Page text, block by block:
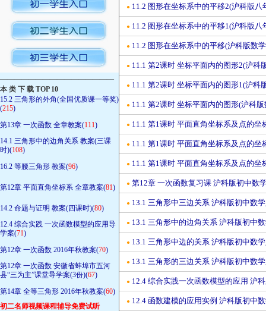
————————————————
本 类 下 载 TOP 10
15.2 三角形的外角(全国优质课一等奖)
(215)
第13章 一次函数 全章教案(111)
14.1 三角形中的边角关系 教案(三课
时)(108)
16.2 等腰三角形 教案(96)
第12章 平面直角坐标系 全章教案(81)
14.2 命题与证明 教案(四课时)(80)
12.4 综合实践 一次函数模型的应用导
学案(71)
第12章 一次函数 2016年秋教案(70)
第12章 一次函数 安徽省蚌埠市五河
县“三为主”课堂导学案(3份)(67)
第14章 全等三角形 2016年秋教案(60)
初二名师视频课程辅导免费试听
● 11.2 图形在坐标系中的平移2(沪科版八
● 11.2 图形在坐标系中的平移1(沪科版八
● 11.2 图形在坐标系中的平移(沪科版数
● 11.1 第2课时 坐标平面内的图形2(沪科
● 11.1 第2课时 坐标平面内的图形1(沪科
● 11.1 第2课时 坐标平面内的图形(沪科
● 11.1 第1课时 平面直角坐标系及点的
● 11.1 第1课时 平面直角坐标系及点的
● 11.1 第1课时 平面直角坐标系及点的
● 第12章 一次函数复习课 沪科版初中数
● 13.1 三角形中三边关系 沪科版初中数
● 13.1 三角形中的边角关系 沪科版初中
● 13.1 三角形中边的关系 沪科版初中数
● 13.1 三角形的三边关系 沪科版初中数
● 12.4 综合实践一次函数模型的应用 沪
● 12.4 函数建模的应用实例 沪科版初中